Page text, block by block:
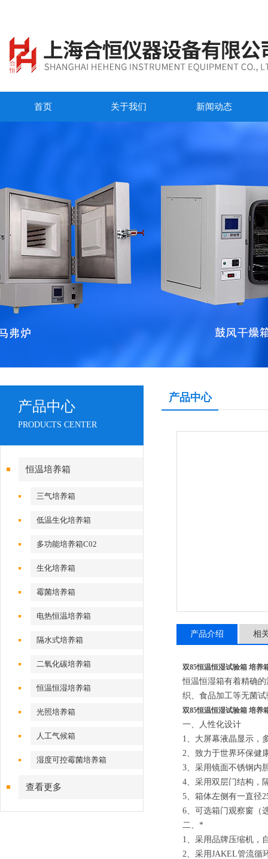
首页 关于我们 新闻动态
产品中心
PRODUCTS CENTER
恒温培养箱
三气培养箱
低温生化培养箱
多功能培养箱C02
生化培养箱
霉菌培养箱
电热恒温培养箱
隔水式培养箱
二氧化碳培养箱
恒温恒湿培养箱
光照培养箱
人工气候箱
湿度可控霉菌培养箱
查看更多
产品中心
产品介绍 相
双85恒温恒湿试验箱 培养
恒温恒湿箱有着精确
织、食品加工等无菌
双85恒温恒湿试验箱 培养
一、
人性化设计
1、 大屏幕液晶显示，
2、 致力于世界环保健
3、 采用镜面不锈钢内
4、 采用双层门结构，
5、 箱体左侧有一直径
6、 可选箱门观察窗（
二、 *
1、 采用品牌压缩机，
2、 采用JAKEL管流循